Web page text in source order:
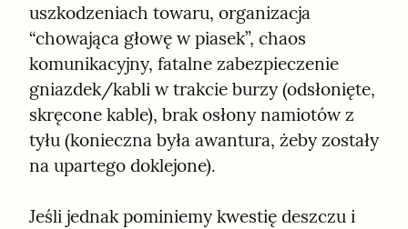
uszkodzeniach towaru, organizacja
“chowająca głowę w piasek”, chaos
komunikacyjny, fatalne zabezpieczenie
gniazdek/kabli w trakcie burzy (odsłonięte,
skręcone kable), brak osłony namiotów z
tyłu (konieczna była awantura, żeby zostały
na upartego doklejone).
Jeśli jednak pominiemy kwestię deszczu i